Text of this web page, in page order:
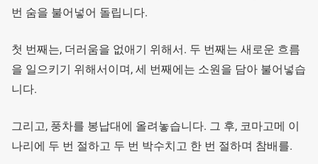
번 숨을 불어넣어 돌립니다.
첫 번째는, 더러움을 없애기 위해서. 두 번째는 새로운 흐름
을 일으키기 위해서이며, 세 번째에는 소원을 담아 불어넣습
니다.
그리고, 풍차를 봉납대에 올려놓습니다. 그 후, 코마고메 이
나리에 두 번 절하고 두 번 박수치고 한 번 절하며 참배를.